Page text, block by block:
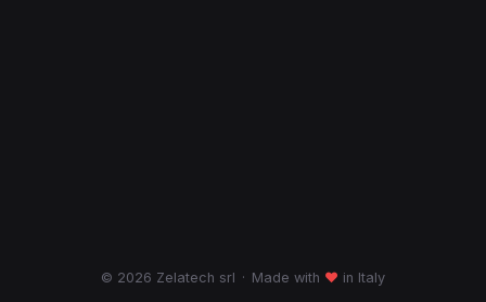
© 2026 Zelatech srl · Made with ♥ in Italy